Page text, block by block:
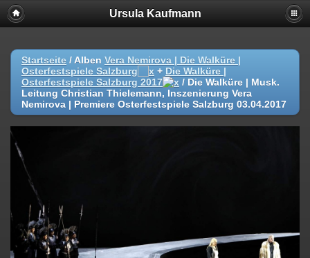
Ursula Kaufmann
Startseite / Alben Vera Nemirova | Die Walküre |
Osterfestspiele Salzburg
+ Die Walküre |
Osterfestspiele Salzburg 2017
/ Die Walküre | Musk.
Leitung Christian Thielemann, Inszenierung Vera
Nemirova | Premiere Osterfestspiele Salzburg 03.04.2017